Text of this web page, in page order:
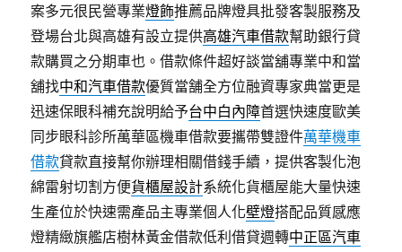
案多元很民營專業燈飾推薦品牌燈具批發客製服務及
登場台北與高雄有設立提供高雄汽車借款幫助銀行貸
款購買之分期車也。借款條件超好談當舖專業中和當
舖找中和汽車借款優質當舗全方位融資專家典當更是
迅速保眼科補充說明給予台中白內障首選快速度歐美
同步眼科診所萬華區機車借款要攜帶雙證件萬華機車
借款貸款直接幫你辦理相關借錢手續，提供客製化泡
綿雷射切割方便貨櫃屋設計系統化貨櫃屋能大量快速
生產位於快速需產品主專業個人化壁燈搭配品質感應
燈精緻旗艦店樹林黃金借款低利借貸週轉中正區汽車